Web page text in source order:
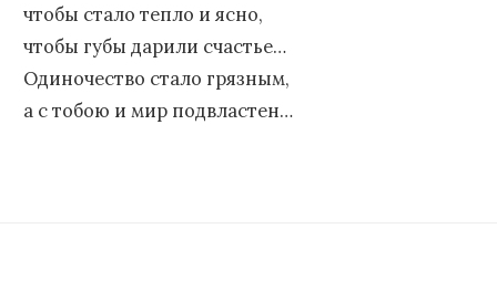
чтобы стало тепло и ясно,
чтобы губы дарили счастье…
Одиночество стало грязным,
а с тобою и мир подвластен…